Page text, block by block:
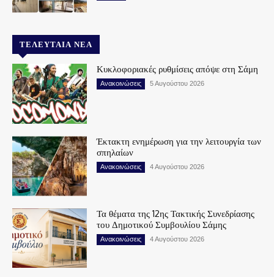
ΤΕΛΕΥΤΑΊΑ ΝΈΑ
Κυκλοφοριακές ρυθμίσεις απόψε στη Σάμη
Ανακοινώσεις 5 Αυγούστου 2026
Έκτακτη ενημέρωση για την λειτουργία των
σπηλαίων
Ανακοινώσεις 4 Αυγούστου 2026
Τα θέματα της 12ης Τακτικής Συνεδρίασης
του Δημοτικού Συμβουλίου Σάμης
Ανακοινώσεις 4 Αυγούστου 2026